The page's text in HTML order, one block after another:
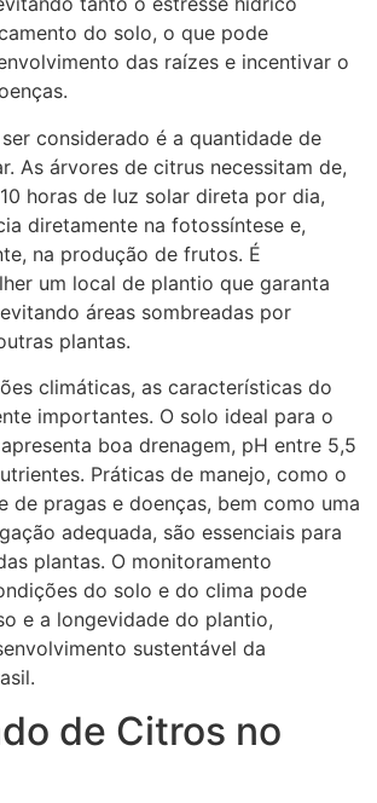
do solo, o que pode
das raízes e incentivar o
considerado é a quantidade de
As árvores de citrus necessitam de,
horas de luz solar direta por dia,
diretamente na fotossíntese e,
na produção de frutos. É
um local de plantio que garanta
áreas sombreadas por
plantas.
climáticas, as características do
importantes. O solo ideal para o
boa drenagem, pH entre 5,5
Práticas de manejo, como o
de pragas e doenças, bem como uma
adequada, são essenciais para
plantas. O monitoramento
do solo e do clima pode
e a longevidade do plantio,
sustentável da
de Citros no